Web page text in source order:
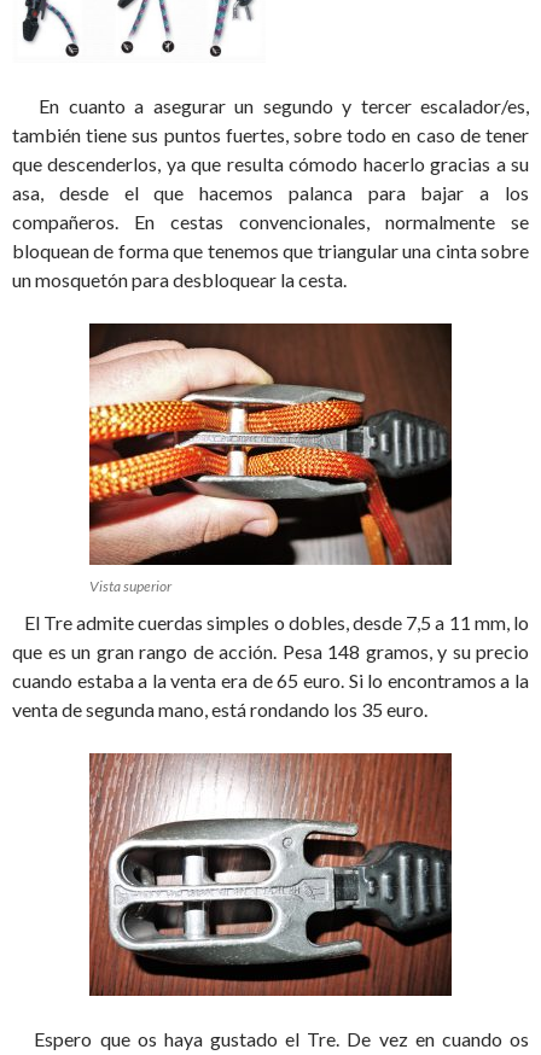
En cuanto a asegurar un segundo y tercer escalador/es,
también tiene sus puntos fuertes, sobre todo en caso de tener
que descenderlos, ya que resulta cómodo hacerlo gracias a su
asa, desde el que hacemos palanca para bajar a los
compañeros. En cestas convencionales, normalmente se
bloquean de forma que tenemos que triangular una cinta sobre
un mosquetón para desbloquear la cesta.
Vista superior
El Tre admite cuerdas simples o dobles, desde 7,5 a 11 mm, lo
que es un gran rango de acción. Pesa 148 gramos, y su precio
cuando estaba a la venta era de 65 euro. Si lo encontramos a la
venta de segunda mano, está rondando los 35 euro.
Espero que os haya gustado el Tre. De vez en cuando os